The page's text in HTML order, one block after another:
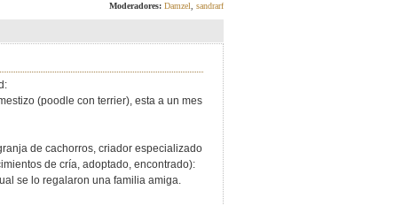
Moderadores: Damzel sandrarf
(poodle con terrier), esta a un mes
de cachorros, criador especializado
de cría, adoptado, encontrado):
regalaron una familia amiga.